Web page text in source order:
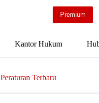
Premium
Kantor Hukum
Peraturan Terbaru